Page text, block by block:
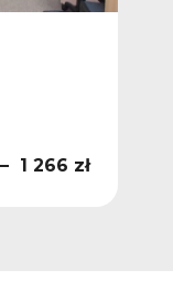
1 266 zł